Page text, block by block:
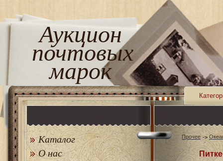
Аукцион
почтовых
марок
Каталог
О нас
Прочее